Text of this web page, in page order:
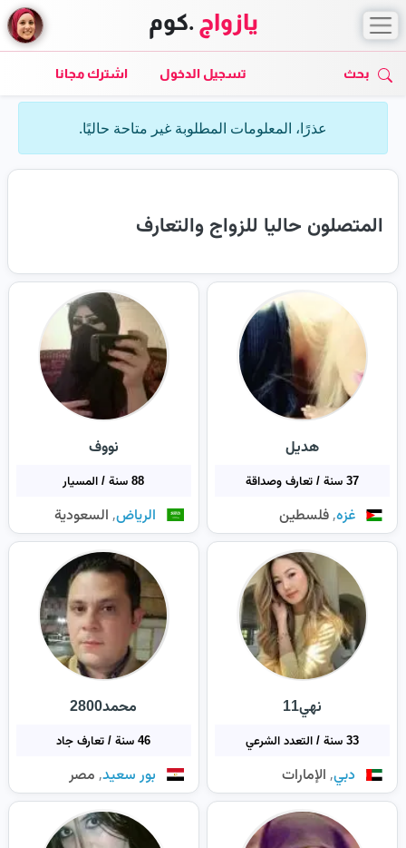
يازواج .كوم
بحث تسجيل الدخول اشترك مجانا
عذرًا، المعلومات المطلوبة غير متاحة حاليًا.
المتصلون حاليا للزواج والتعارف
هديل
37 سنة / تعارف وصداقة
غزه,فلسطين
نووف
88 سنة / المسيار
الرياض, السعودية
نهي11
33 سنة / التعدد الشرعي
دبي, الإمارات
محمد2800
46 سنة / تعارف جاد
بور سعيد, مصر